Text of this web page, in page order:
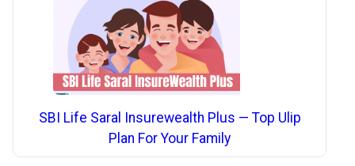
SBI Life Saral Insurewealth Plus — Top Ulip
Plan For Your Family